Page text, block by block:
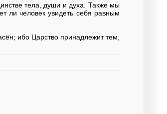
тела, души и духа. Также мы
ли человек увидеть себя равным
ибо Царство принадлежит тем,